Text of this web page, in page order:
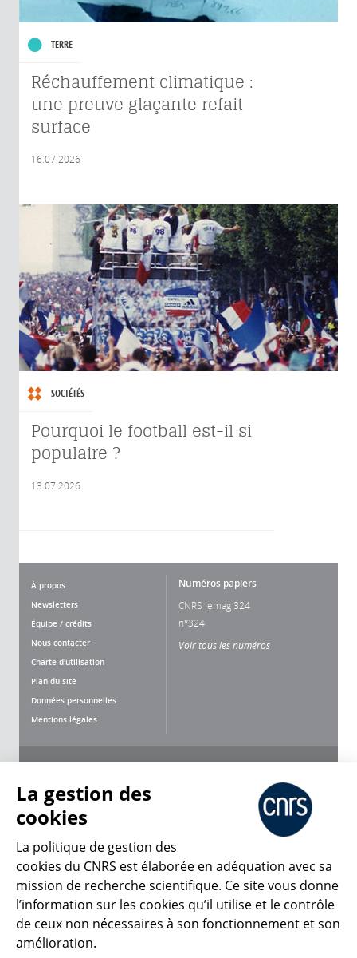
TERRE
Réchauffement climatique :
une preuve glaçante refait
surface
16.07.2026
SOCIÉTÉS
Pourquoi le football est-il si
populaire ?
13.07.2026
À propos
Newsletters
Équipe / crédits
Nous contacter
Charte d'utilisation
Plan du site
Données personnelles
Mentions légales
Numéros papiers
CNRS lemag 324
n°324
Voir tous les numéros
CNRS Le Mag
© 2026, CNRS
La gestion des
cookies
La politique de gestion des
cookies du CNRS est élaborée en adéquation avec sa
mission de recherche scientifique. Ce site vous donne
l’information sur les cookies qu’il utilise et le contrôle
de ceux non nécessaires à son fonctionnement et son
amélioration.